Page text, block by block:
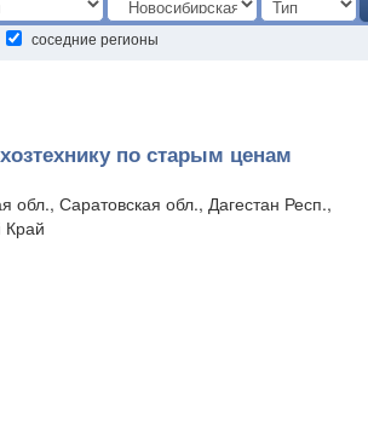
соседние регионы
по старым ценам
обл., Саратовская обл., Дагестан Респ.,
Край